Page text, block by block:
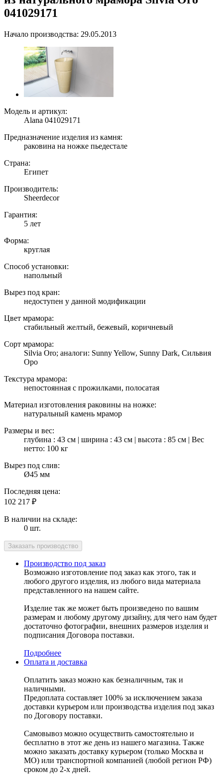
041029171
Начало производства: 29.05.2013
Модель и артикул:
Alana 041029171
Предназначение изделия из камня:
раковина на ножке пьедестале
Страна:
Египет
Производитель:
Sheerdecor
Гарантия:
5 лет
Форма:
круглая
Способ установки:
напольный
Вырез под кран:
недоступен у данной модификации
Цвет мрамора:
стабильный желтый, бежевый, коричневый
Сорт мрамора:
Silvia Oro; аналоги: Sunny Yellow, Sunny Dark, Сильвия
Оро
Текстура мрамора:
непостоянная с прожилками, полосатая
Материал изготовления раковины на ножке:
натуральный камень мрамор
Размеры и вес:
глубина : 43 см | ширина : 43 см | высота : 85 см | Вес
нетто: 100 кг
Вырез под слив:
Ø45 мм
Последняя цена:
102 217 ₽
В наличии на складе:
0 шт.
Производство под заказ
Возможно изготовление под заказ как этого, так и
любого другого изделия, из любого вида материала
представленного на нашем сайте.
Изделие так же может быть произведено по вашим
размерам и любому другому дизайну, для чего нам будет
достаточно фотографии, внешних размеров изделия и
подписания Договора поставки.
Подробнее
Оплата и доставка
Оплатить заказ можно как безналичным, так и
наличными.
Предоплата составляет 100% за исключением заказа
доставки курьером или производства изделия под заказ
по Договору поставки.
Самовывоз можно осуществить самостоятельно и
бесплатно в этот же день из нашего магазина. Также
можно заказать доставку курьером (только Москва и
МО) или транспортной компанией (любой регион РФ)
сроком до 2-х дней.